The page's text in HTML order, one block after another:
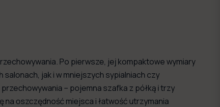
Po pierwsze, jej kompaktowe wymiary
jak i w mniejszych sypialniach czy
– pojemna szafka z półką i trzy
oszczędność miejsca i łatwość utrzymania